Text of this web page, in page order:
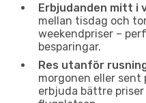
Erbjudanden mitt i
mellan tisdag och
weekendpriser –
besparingar.
Res utanför
morgonen eller
erbjuda bättre